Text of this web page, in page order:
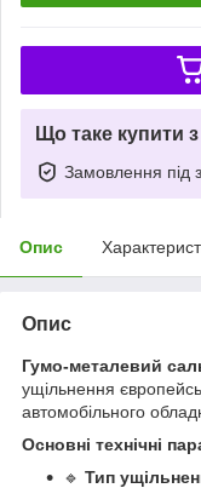
Що таке купити
Замовлення під
Опис
Опис
Гумо-металевий
ущільнення
автомобільного
Основні технічні
🔹 Тип